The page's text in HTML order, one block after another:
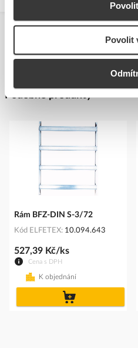
Povolit
Podobné produkty
Rám BFZ-DIN S-3/72
Kód ELFETEX 10.094.643
Cena s DPH
527,39 Kč/ks
K objednání